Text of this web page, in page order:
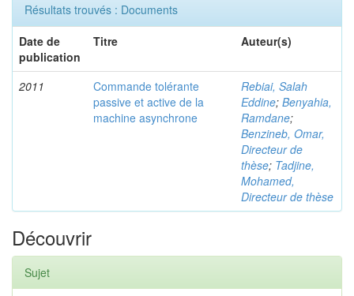
Résultats trouvés : Documents
Date de
publication
Titre Auteur(s)
2011
Commande tolérante
passive et active de la
machine asynchrone
Rebiai, Salah
Eddine; Benyahia,
Ramdane;
Benzineb, Omar,
Directeur de
thèse; Tadjine,
Mohamed,
Directeur de thèse
Découvrir
Sujet